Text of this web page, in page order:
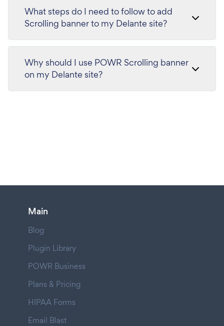
What steps do I need to follow to add
Scrolling banner to my Delante site?
Why should I use POWR Scrolling banner
on my Delante site?
Main
Blog
Plugin Library
POWR Business
Plans & Pricing
HIPAA Forms
Email Blast